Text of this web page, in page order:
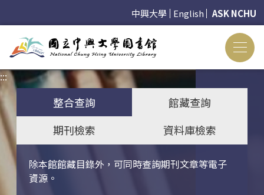
中興大學 English ASK NCHU
:::
整合查詢
館藏查詢
期刊檢索
資料庫檢索
除本館館藏目錄外，可同時查詢期刊文章等電子
資源。
關鍵字搜尋